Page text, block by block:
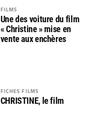
FILMS
Une des voiture du film
« Christine » mise en
vente aux enchères
FICHES FILMS
CHRISTINE, le film